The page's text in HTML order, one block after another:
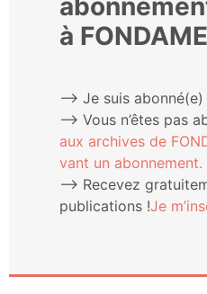
à
⟶ Je suis abonné(e)
⟶ Vous n’êtes pas
aux archives de
vant un abonnement.
⟶ Rece­vez
publi­ca­tions !Je